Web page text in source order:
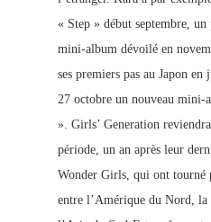
« Step » début septembre,
mini-album dévoilé en
ses premiers pas au Japon
27 octobre un nouveau mini-
». Girls’ Generation
période, un an après leur
Wonder Girls, qui ont tourné
entre l’Amérique du Nord,